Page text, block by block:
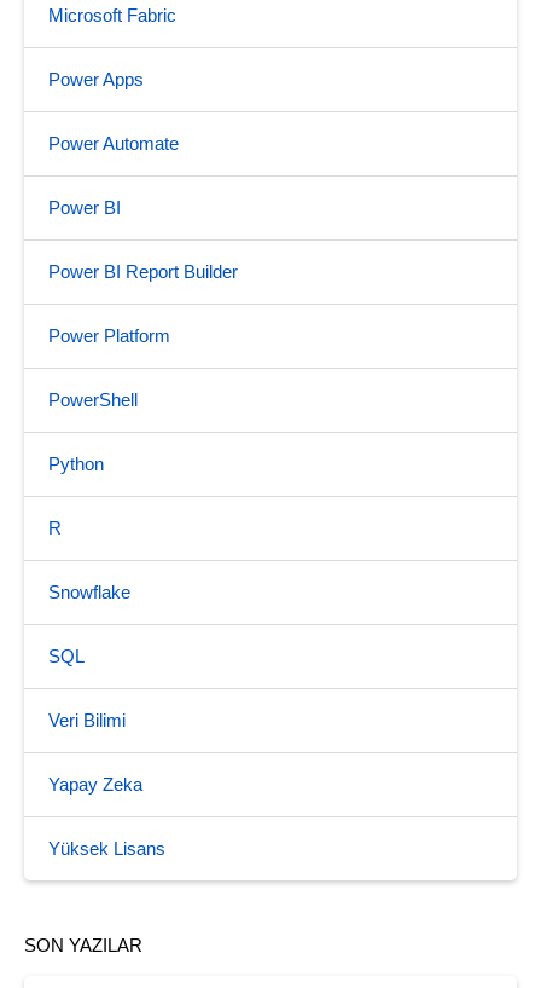
Microsoft Fabric
Power Apps
Power Automate
Power BI
Power BI Report Builder
Power Platform
PowerShell
Python
R
Snowflake
SQL
Veri Bilimi
Yapay Zeka
Yüksek Lisans
SON YAZILAR